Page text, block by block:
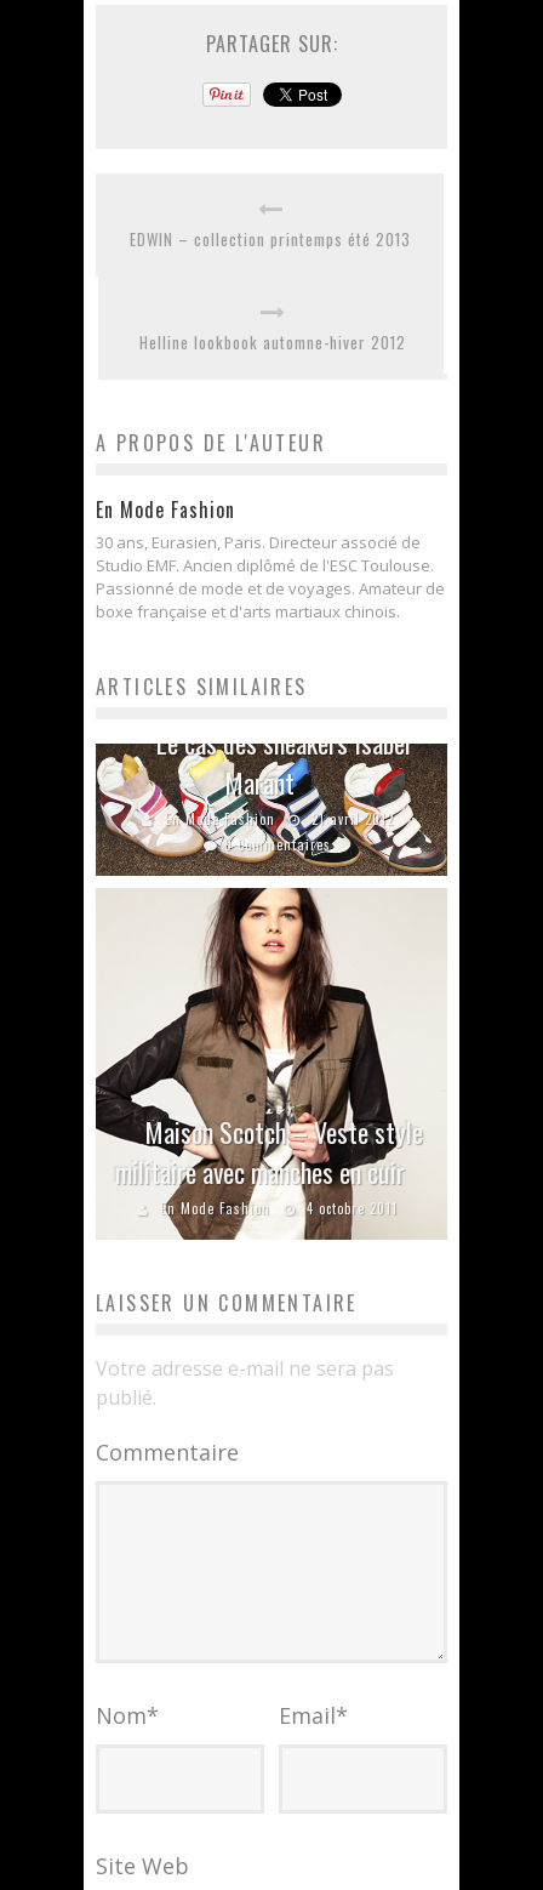
PARTAGER SUR:
EDWIN – collection printemps été 2013
Helline lookbook automne-hiver 2012
A PROPOS DE L'AUTEUR
En Mode Fashion
30 ans, Eurasien, Paris. Directeur associé de
Studio EMF. Ancien diplômé de l'ESC Toulouse.
Passionné de mode et de voyages. Amateur de
boxe française et d'arts martiaux chinois.
ARTICLES SIMILAIRES
Le cas des sneakers Isabel
Marant
En Mode Fashion
21 avril 2012
9 Commentaires
Maison Scotch – Veste style
militaire avec manches en cuir
En Mode Fashion 4 octobre 2011
LAISSER UN COMMENTAIRE
Votre adresse e-mail ne sera pas
publié.
Commentaire
Nom* Email*
Site Web